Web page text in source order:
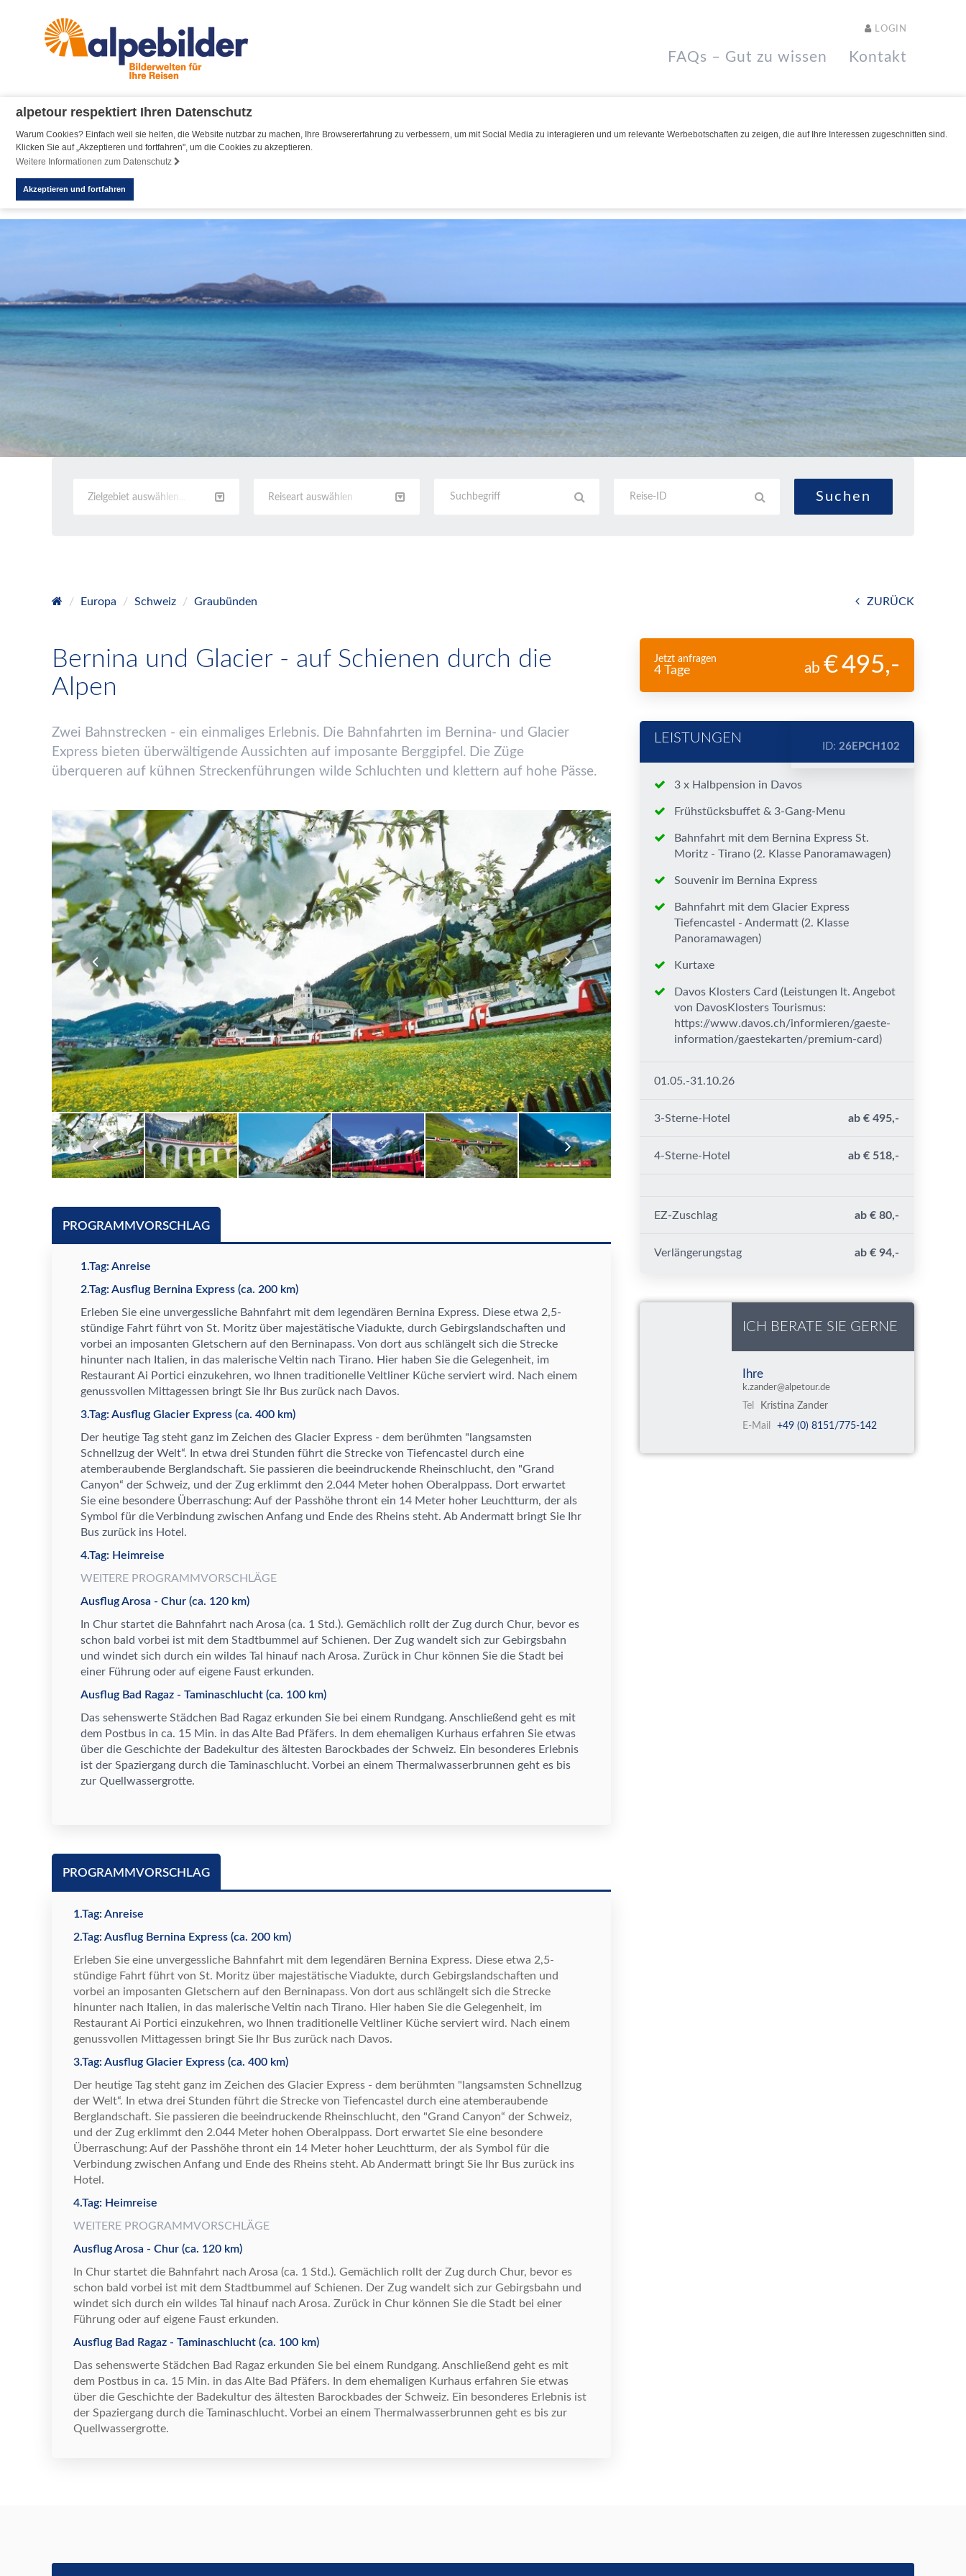
alpetour respektiert Ihren Datenschutz
Warum Cookies? Einfach weil sie helfen, die Website nutzbar zu machen, Ihre Browsererfahrung zu verbessern, um mit Social Media zu interagieren und um relevante Werbebotschaften zu zeigen, die auf Ihre Interessen zugeschnitten sind.
Klicken Sie auf „Akzeptieren und fortfahren", um die Cookies zu akzeptieren.
Weitere Informationen zum Datenschutz
Akzeptieren und fortfahren
LOGIN
FAQs – Gut zu wissen Kontakt
Zielgebiet auswählen... Reiseart auswählen
Europa Schweiz Graubünden ZURÜCK
Bernina und Glacier - auf Schienen durch die
Alpen
Zwei Bahnstrecken - ein einmaliges Erlebnis. Die Bahnfahrten im Bernina- und Glacier
Express bieten ü berwä ltigende Aussichten auf imposante Berggipfel. Die Züge
ü berqueren auf kü hnen Streckenfü hrungen wilde Schluchten und klettern auf hohe Pässe.
PROGRAMMVORSCHLAG
1.Tag: Anreise
2.Tag: Ausflug Bernina Express (ca. 200 km)
Erleben Sie eine unvergessliche Bahnfahrt mit dem legendären Bernina Express. Diese etwa 2,5-
stündige Fahrt führt von St. Moritz über majestätische Viadukte, durch Gebirgslandschaften und
vorbei an imposanten Gletschern auf den Berninapass. Von dort aus schl ängelt sich die Strecke
hinunter nach Italien, in das malerische Veltin nach Tirano. Hier haben Sie die Gelegenheit, im
Restaurant Ai Portici einzukehren, wo Ihnen traditionelle Veltliner Küche serviert wird. Nach einem
genussvollen Mittagessen bringt Sie Ihr Bus zurück nach Davos.
3.Tag: Ausflug Glacier Express (ca. 400 km)
Der heutige Tag steht ganz im Zeichen des Glacier Express - dem berühmten "langsamsten
Schnellzug der Welt“. In etwa drei Stunden führt die Strecke von Tiefencastel durch eine
atemberaubende Berglandschaft. Sie passieren die beeindruckende Rheinschlucht, den "Grand
Canyon“ der Schweiz, und der Zug erklimmt den 2.044 Meter hohen Oberalppass. Dort erwartet
Sie eine besondere Überraschung: Auf der Passhöhe thront ein 14 Meter hoher Leuchtturm, der als
Symbol für die Verbindung zwischen Anfang und Ende des Rheins steht. Ab Andermatt bringt Sie Ihr
Bus zurück ins Hotel.
4.Tag: Heimreise
WEITERE PROGRAMMVORSCHLÄGE
Ausflug Arosa - Chur (ca. 120 km)
In Chur startet die Bahnfahrt nach Arosa (ca. 1 Std.). Gemächlich rollt der Zug durch Chur, bevor es
schon bald vorbei ist mit dem Stadtbummel auf Schienen. Der Zug wandelt sich zur Gebirgsbahn
und windet sich durch ein wildes Tal hinauf nach Arosa. Zurück in Chur können Sie die Stadt bei
einer Führung oder auf eigene Faust erkunden.
Ausflug Bad Ragaz - Taminaschlucht (ca. 100 km)
Das sehenswerte Städchen Bad Ragaz erkunden Sie bei einem Rundgang. Anschließend geht es mit
dem Postbus in ca. 15 Min. in das Alte Bad Pfäfers. In dem ehemaligen Kurhaus erfahren Sie etwas
über die Geschichte der Badekultur des ä ltesten Barockbades der Schweiz. Ein besonderes Erlebnis
ist der Spaziergang durch die Taminaschlucht. Vorbei an einem Thermalwasserbrunnen geht es bis
zur Quellwassergrotte.
PROGRAMMVORSCHLAG
1.Tag: Anreise
2.Tag: Ausflug Bernina Express (ca. 200 km)
Erleben Sie eine unvergessliche Bahnfahrt mit dem legendären Bernina Express. Diese etwa 2,5-
stündige Fahrt führt von St. Moritz über majestätische Viadukte, durch Gebirgslandschaften und
vorbei an imposanten Gletschern auf den Berninapass. Von dort aus schl ängelt sich die Strecke
hinunter nach Italien, in das malerische Veltin nach Tirano. Hier haben Sie die Gelegenheit, im
Restaurant Ai Portici einzukehren, wo Ihnen traditionelle Veltliner Küche serviert wird. Nach einem
genussvollen Mittagessen bringt Sie Ihr Bus zurück nach Davos.
3.Tag: Ausflug Glacier Express (ca. 400 km)
Der heutige Tag steht ganz im Zeichen des Glacier Express - dem berühmten "langsamsten Schnellzug
der Welt“. In etwa drei Stunden führt die Strecke von Tiefencastel durch eine atemberaubende
Berglandschaft. Sie passieren die beeindruckende Rheinschlucht, den "Grand Canyon“ der Schweiz,
und der Zug erklimmt den 2.044 Meter hohen Oberalppass. Dort erwartet Sie eine besondere
Überraschung: Auf der Passhöhe thront ein 14 Meter hoher Leuchtturm, der als Symbol für die
Verbindung zwischen Anfang und Ende des Rheins steht. Ab Andermatt bringt Sie Ihr Bus zurück ins
Hotel.
4.Tag: Heimreise
WEITERE PROGRAMMVORSCHLÄGE
Ausflug Arosa - Chur (ca. 120 km)
In Chur startet die Bahnfahrt nach Arosa (ca. 1 Std.). Gemächlich rollt der Zug durch Chur, bevor es
schon bald vorbei ist mit dem Stadtbummel auf Schienen. Der Zug wandelt sich zur Gebirgsbahn und
windet sich durch ein wildes Tal hinauf nach Arosa. Zurück in Chur können Sie die Stadt bei einer
Führung oder auf eigene Faust erkunden.
Ausflug Bad Ragaz - Taminaschlucht (ca. 100 km)
Das sehenswerte Städchen Bad Ragaz erkunden Sie bei einem Rundgang. Anschließend geht es mit
dem Postbus in ca. 15 Min. in das Alte Bad Pfäfers. In dem ehemaligen Kurhaus erfahren Sie etwas
über die Geschichte der Badekultur des ä ltesten Barockbades der Schweiz. Ein besonderes Erlebnis ist
der Spaziergang durch die Taminaschlucht. Vorbei an einem Thermalwasserbrunnen geht es bis zur
Quellwassergrotte.
Jetzt anfragen
4 Tage ab 495,-
LEISTUNGEN
3 x Halbpension in Davos
Frühstücksbuffet & 3-Gang-Menu
Bahnfahrt mit dem Bernina Express St.
Moritz - Tirano (2. Klasse Panoramawagen)
Souvenir im Bernina Express
Bahnfahrt mit dem Glacier Express
Tiefencastel - Andermatt (2. Klasse
Panoramawagen)
Kurtaxe
Davos Klosters Card (Leistungen lt. Angebot
von DavosKlosters Tourismus:
https://www.davos.ch/informieren/gaeste-
information/gaestekarten/premium-card)
01.05.-31.10.26
3-Sterne-Hotel ab € 495,-
4-Sterne-Hotel ab € 518,-
EZ-Zuschlag ab € 80,-
Verlängerungstag ab € 94,-
ID: 26EPCH102
ICH BERATE SIE GERNE
Ihre
k.zander@alpetour.de
Tel
Kristina Zander
E-Mail
+49 (0) 8151/775-142